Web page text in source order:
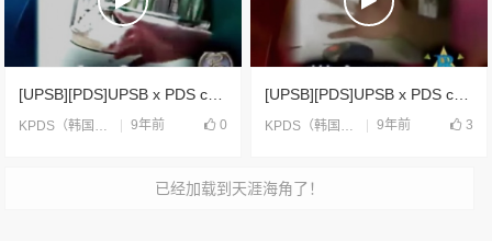
[UPSB][PDS]UPSB x PDS collaboration part 2(2006)
KPDS（韩国） UPSB（国际） ,合片
9年前 0
[UPSB][PDS]UPSB x PDS collaboration part 1(2006)
KPDS（韩国） UPSB（国际） ,合片
9年前 3
已经加载到天涯海角了！